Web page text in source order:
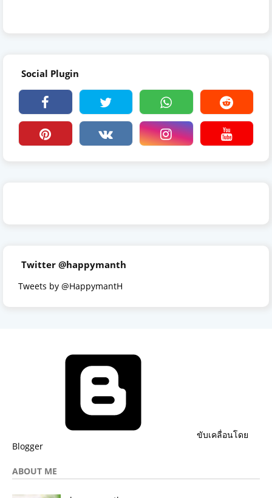
Social Plugin
Twitter @happymanth
Tweets by @HappymantH
ขับเคลื่อนโดย
Blogger
ABOUT ME